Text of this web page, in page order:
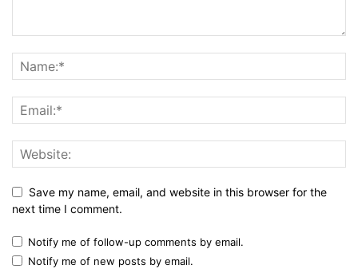
Save my name, email, and website in this browser for the
next time I comment.
Notify me of follow-up comments by email.
Notify me of new posts by email.